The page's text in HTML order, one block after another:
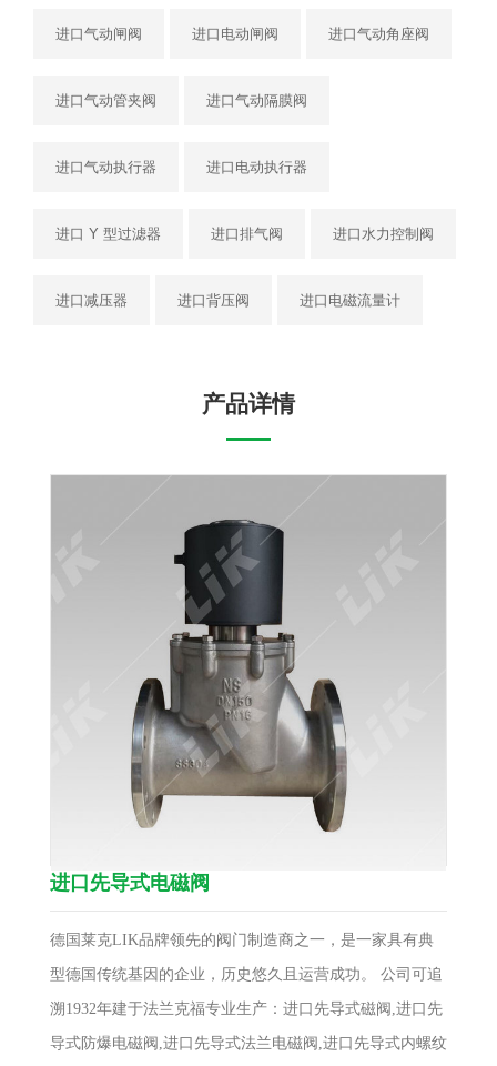
进口气动闸阀 进口电动闸阀 进口气动角座阀
进口气动管夹阀 进口气动隔膜阀
进口气动执行器 进口电动执行器
进口 Y 型过滤器 进口排气阀 进口水力控制阀
进口减压器 进口背压阀 进口电磁流量计
产品详情
进口先导式电磁阀
德国莱克LIK品牌领先的阀门制造商之一，是一家具有典
型德国传统基因的企业，历史悠久且运营成功。 公司可追
溯1932年建于法兰克福专业生产：进口先导式磁阀,进口先
导式防爆电磁阀,进口先导式法兰电磁阀,进口先导式内螺纹